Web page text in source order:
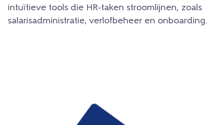
intuïtieve tools die HR-taken stroomlijnen, zoals
salarisadministratie, verlofbeheer en onboarding.